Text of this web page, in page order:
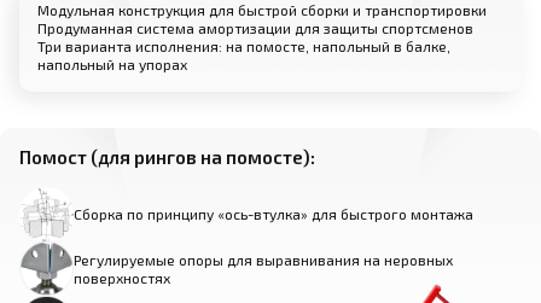
Модульная конструкция для быстрой сборки и транспортировки
Продуманная система амортизации для защиты спортсменов
Три варианта исполнения: на помосте, напольный в балке,
напольный на упорах
Помост (для рингов на помосте):
Сборка по принципу «ось-втулка» для быстрого монтажа
Регулируемые опоры для выравнивания на неровных
поверхностях